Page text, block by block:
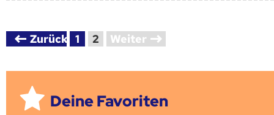
Zurück 1 2 Weiter
Deine Favoriten